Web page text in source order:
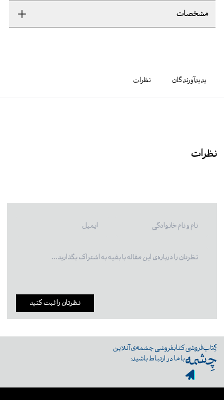
مشخصات
پدیدآورندگان نظرات
نظرات
نظرتان را ثبت کنید
کتابفروشی چشمه‌ی آنلاین
با ما در ارتباط باشید: